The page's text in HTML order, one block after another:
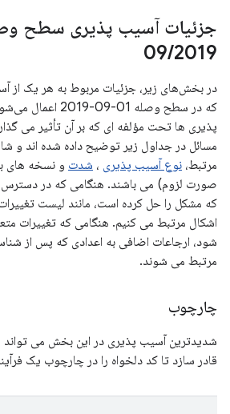
جزئیات آسیب پذیری سطح
09/2019
در بخش‌های زیر، جزئیات مربوط به هر یک از
که در سطح وصله 01-
پذیری ها تحت مؤلفه ای که بر آن تأثیر می
مرتبط، نوع آسیب پذیری ، شدت
صورت لزوم) می باشند. هنگامی که در دسترس
اشکال مرتبط می کنیم. هنگامی که تغییرات
شود، ارجاعات اضافی به اعدادی که پس از
مرتبط می شوند.
چارچوب
شدیدترین آسیب پذیری در این بخش می تواند
قادر سازد تا کد دلخواه را در چارچوب یک